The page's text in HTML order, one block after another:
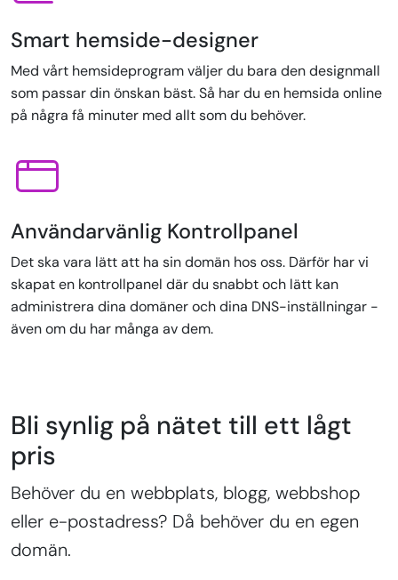
Smart hemside-designer
Med vårt hemsideprogram väljer du bara den designmall
som passar din önskan bäst. Så har du en hemsida online
på några få minuter med allt som du behöver.
Användarvänlig Kontrollpanel
Det ska vara lätt att ha sin domän hos oss. Därför har vi
skapat en kontrollpanel där du snabbt och lätt kan
administrera dina domäner och dina DNS-inställningar -
även om du har många av dem.
Bli synlig på nätet till ett lågt
pris
Behöver du en webbplats, blogg, webbshop
eller e-postadress? Då behöver du en egen
domän.